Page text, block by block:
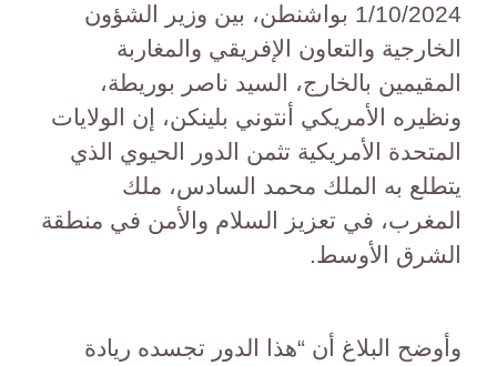
1/10/2024 بواشنطن، بين وزير الشؤون
الخارجية والتعاون الإفريقي والمغاربة
المقيمين بالخارج، السيد ناصر بوريطة،
ونظيره الأمريكي أنتوني بلينكن، إن الولايات
المتحدة الأمريكية تثمن الدور الحيوي الذي
يتطلع به الملك محمد السادس، ملك
المغرب، في تعزيز السلام والأمن في منطقة
الشرق الأوسط.
وأوضح البلاغ أن “هذا الدور تجسده ريادة